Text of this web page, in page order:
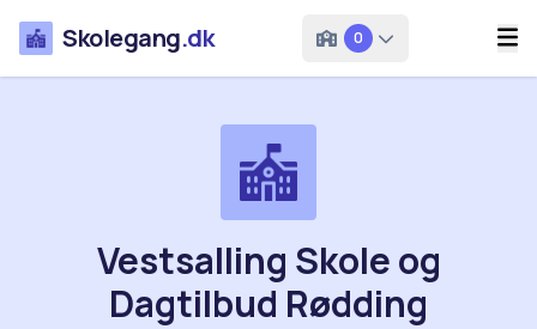
Skolegang.dk 0
Vestsalling Skole og
Dagtilbud Rødding